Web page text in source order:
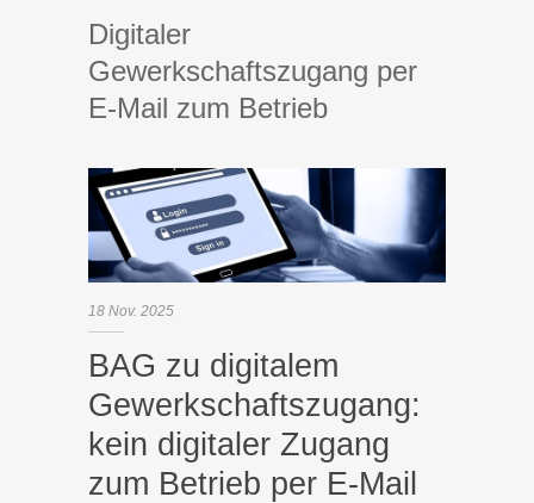
Digitaler
Gewerkschaftszugang per
E-Mail zum Betrieb
18 Nov. 2025
BAG zu digitalem
Gewerkschaftszugang:
kein digitaler Zugang
zum Betrieb per E-Mail